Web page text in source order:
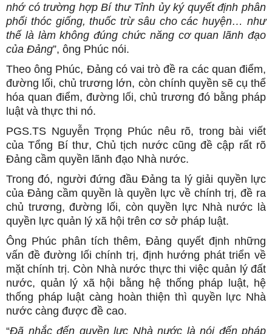
nhớ có trường hợp Bí thư Tỉnh ủy ký quyết định phân
phối thóc giống, thuốc trừ sâu cho các huyện… như
thế là làm không đúng chức năng cơ quan lãnh đạo
của Đảng”, ông Phúc nói.
Theo ông Phúc, Đảng có vai trò đề ra các quan điểm,
đường lối, chủ trương lớn, còn chính quyền sẽ cụ thể
hóa quan điểm, đường lối, chủ trương đó bằng pháp
luật và thực thi nó.
PGS.TS Nguyễn Trọng Phúc nêu rõ, trong bài viết
của Tổng Bí thư, Chủ tịch nước cũng đề cập rất rõ
Đảng cầm quyền lãnh đạo Nhà nước.
Trong đó, người đứng đầu Đảng ta lý giải quyền lực
của Đảng cầm quyền là quyền lực về chính trị, đề ra
chủ trương, đường lối, còn quyền lực Nhà nước là
quyền lực quản lý xã hội trên cơ sở pháp luật.
Ông Phúc phân tích thêm, Đảng quyết định những
vấn đề đường lối chính trị, định hướng phát triển về
mặt chính trị. Còn Nhà nước thực thi việc quản lý đất
nước, quản lý xã hội bằng hệ thống pháp luật, hệ
thống pháp luật càng hoàn thiện thì quyền lực Nhà
nước càng được đề cao.
“Đã nhắc đến quyền lực Nhà nước là nói đến pháp